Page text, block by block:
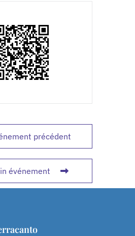
précédent
événement